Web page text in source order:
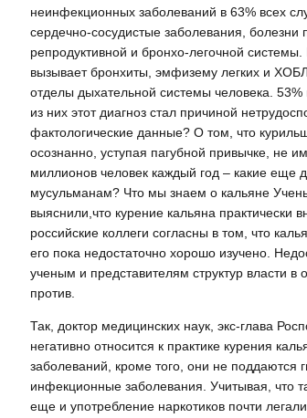
неинфекционных заболеваний в 63% всех
сердечно-сосудистые заболевания,
репродуктивной и бронхо-легочной
вызывает бронхиты, эмфизему легких и
отделы дыхательной системы человека.
из них этот диагноз стал причиной
фактологические данные? О том, что
осознанно, уступая пагубной привычке, не
миллионов человек каждый год – какие еще
мусульманам? Что мы знаем о кальяне
выяснили,что курение кальяна практически
российские коллеги согласны в том, что
его пока недостаточно хорошо изучено.
ученым и представителям структур власти в
против.
Так, доктор медицинских наук, экс-глава
негативно относится к практике курения
заболеваний, кроме того, они не поддаются
инфекционные заболевания. Учитывая, что
еще и употребление наркотиков почти